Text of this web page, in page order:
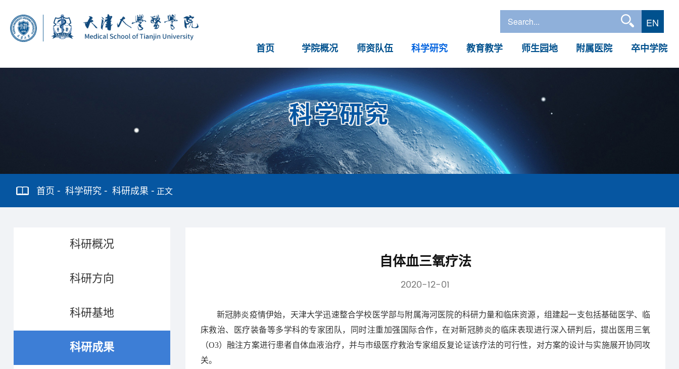
EN
首页
学院概况 师资队伍 科学研究 教育教学 师生园地 附属医院 卒中学院
科学研究
首页 科学研究 科研成果 正文
自体血三氧疗法
2020-12-01
新冠肺炎疫情伊始，天津大学迅速整合学校医学部与附属海河医院的科研力量和临床资源，组建起一支包括基础医学、临
床救治、医疗装备等多学科的专家团队，同时注重加强国际合作，在对新冠肺炎的临床表现进行深入研判后，提出医用三氧
（O3）融注方案进行患者自体血液治疗，并与市级医疗救治专家组反复论证该疗法的可行性，对方案的设计与实施展开协同攻
关。
科研概况
科研方向
科研基地
科研成果